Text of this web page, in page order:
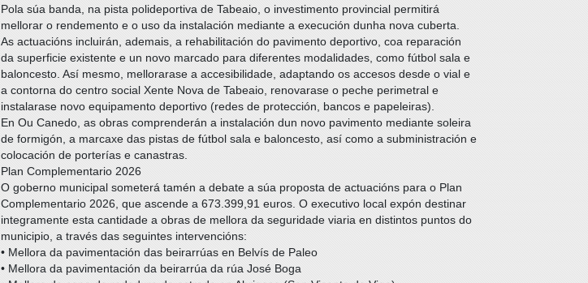
Pola súa banda, na pista polideportiva de Tabeaio, o investimento provincial permitirá
mellorar o rendemento e o uso da instalación mediante a execución dunha nova cuberta.
As actuacións incluirán, ademais, a rehabilitación do pavimento deportivo, coa reparación
da superficie existente e un novo marcado para diferentes modalidades, como fútbol sala e
baloncesto. Así mesmo, mellorarase a accesibilidade, adaptando os accesos desde o vial e
a contorna do centro social Xente Nova de Tabeaio, renovarase o peche perimetral e
instalarase novo equipamento deportivo (redes de protección, bancos e papeleiras).
En Ou Canedo, as obras comprenderán a instalación dun novo pavimento mediante soleira
de formigón, a marcaxe das pistas de fútbol sala e baloncesto, así como a subministración e
colocación de porterías e canastras.
Plan Complementario 2026
O goberno municipal someterá tamén a debate a súa proposta de actuacións para o Plan
Complementario 2026, que ascende a 673.399,91 euros. O executivo local expón destinar
integramente esta cantidade a obras de mellora da seguridade viaria en distintos puntos do
municipio, a través das seguintes intervencións:
• Mellora da pavimentación das beirarrúas en Belvís de Paleo
• Mellora da pavimentación da beirarrúa da rúa José Boga